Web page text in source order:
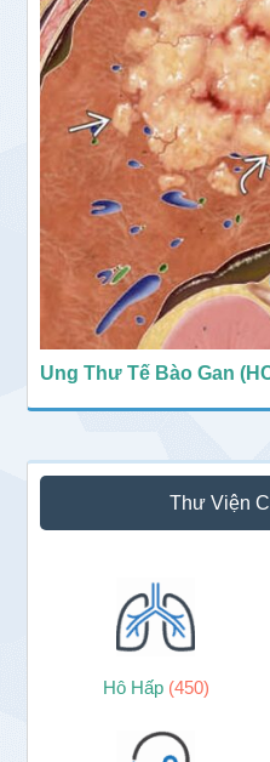
Ung Thư Tế Bào Gan
Thư Viện
Hô Hấp (450)